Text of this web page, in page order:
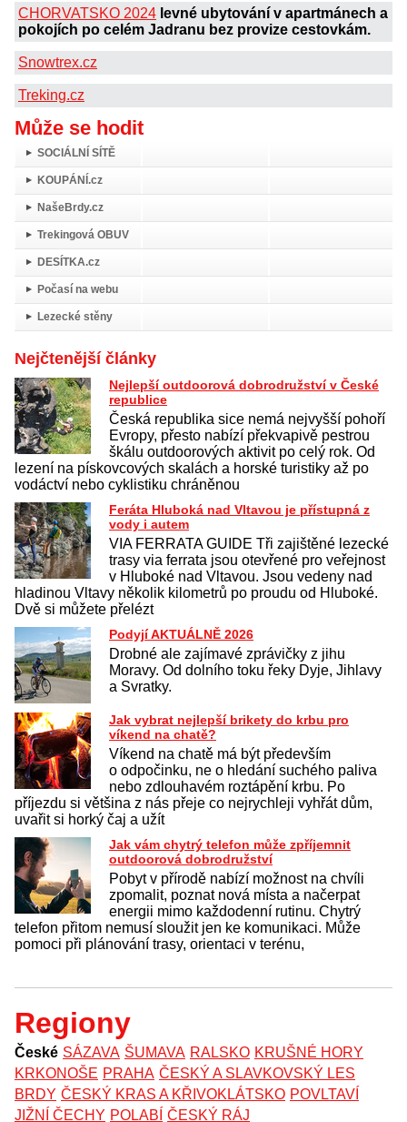
CHORVATSKO 2024 levné ubytování v apartmánech a
pokojích po celém Jadranu bez provize cestovkám.
Snowtrex.cz
Treking.cz
Může se hodit
SOCIÁLNÍ SÍTĚ
KOUPÁNÍ.cz
NašeBrdy.cz
Trekingová OBUV
DESÍTKA.cz
Počasí na webu
Lezecké stěny
Nejčtenější články
Nejlepší outdoorová dobrodružství v České
republice
Česká republika sice nemá nejvyšší pohoří
Evropy, přesto nabízí překvapivě pestrou
škálu outdoorových aktivit po celý rok. Od
lezení na pískovcových skalách a horské turistiky až po
vodáctví nebo cyklistiku chráněnou
Feráta Hluboká nad Vltavou je přístupná z
vody i autem
VIA FERRATA GUIDE Tři zajištěné lezecké
trasy via ferrata jsou otevřené pro veřejnost
v Hluboké nad Vltavou. Jsou vedeny nad
hladinou Vltavy několik kilometrů po proudu od Hluboké.
Dvě si můžete přelézt
Podyjí AKTUÁLNĚ 2026
Drobné ale zajímavé zprávičky z jihu
Moravy. Od dolního toku řeky Dyje, Jihlavy
a Svratky.
Jak vybrat nejlepší brikety do krbu pro
víkend na chatě?
Víkend na chatě má být především
o odpočinku, ne o hledání suchého paliva
nebo zdlouhavém roztápění krbu. Po
příjezdu si většina z nás přeje co nejrychleji vyhřát dům,
uvařit si horký čaj a užít
Jak vám chytrý telefon může zpříjemnit
outdoorová dobrodružství
Pobyt v přírodě nabízí možnost na chvíli
zpomalit, poznat nová místa a načerpat
energii mimo každodenní rutinu. Chytrý
telefon přitom nemusí sloužit jen ke komunikaci. Může
pomoci při plánování trasy, orientaci v terénu,
Regiony
České SÁZAVA ŠUMAVA RALSKO KRUŠNÉ HORY
KRKONOŠE PRAHA ČESKÝ A SLAVKOVSKÝ LES
BRDY ČESKÝ KRAS A KŘIVOKLÁTSKO POVLTAVÍ
JIŽNÍ ČECHY POLABÍ ČESKÝ RÁJ